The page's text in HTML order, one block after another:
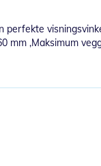
mm ,Maksimum